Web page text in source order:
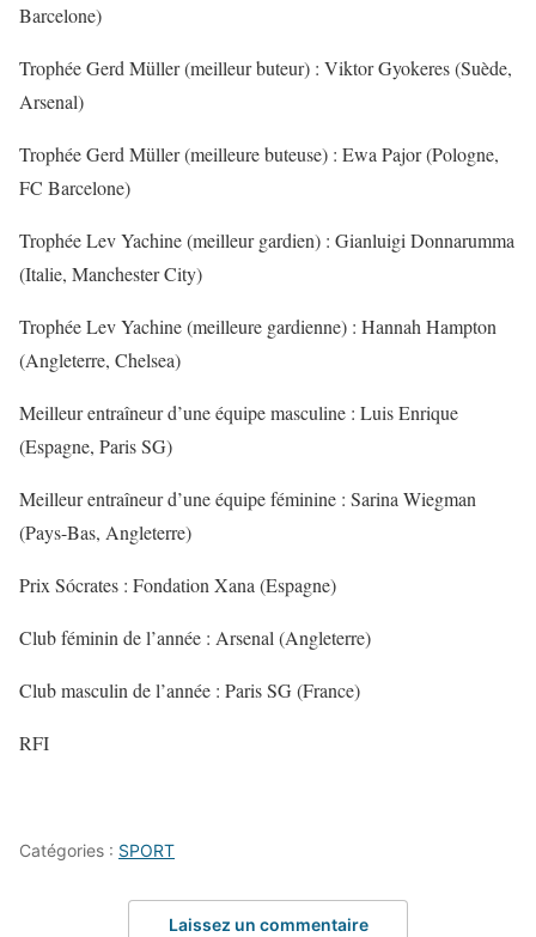
Barcelone)
Trophée Gerd Müller (meilleur buteur) : Viktor Gyokeres (Suède,
Arsenal)
Trophée Gerd Müller (meilleure buteuse) : Ewa Pajor (Pologne,
FC Barcelone)
Trophée Lev Yachine (meilleur gardien) : Gianluigi Donnarumma
(Italie, Manchester City)
Trophée Lev Yachine (meilleure gardienne) : Hannah Hampton
(Angleterre, Chelsea)
Meilleur entraîneur d’une équipe masculine : Luis Enrique
(Espagne, Paris SG)
Meilleur entraîneur d’une équipe féminine : Sarina Wiegman
(Pays-Bas, Angleterre)
Prix Sócrates : Fondation Xana (Espagne)
Club féminin de l’année : Arsenal (Angleterre)
Club masculin de l’année : Paris SG (France)
RFI
Catégories : SPORT
Laissez un commentaire